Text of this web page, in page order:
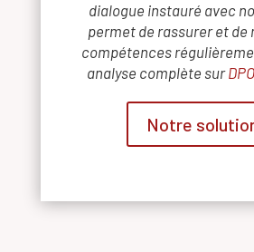
dialogue instauré avec
permet de rassurer et de
compétences
analyse complète sur
Notre